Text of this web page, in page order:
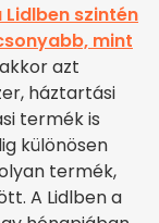
Lidlben szintén
mint
azt
háztartási
termék is
különösen
termék,
A Lidlben a